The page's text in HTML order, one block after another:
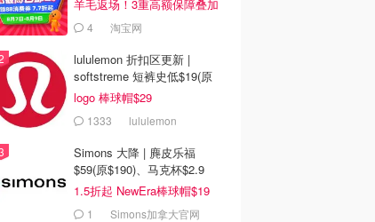
羊毛返场！3重高额保障叠加
4 淘宝网
lululemon 折扣区更新 |
softstreme 短裤史低$19(原
$88)
logo 棒球帽$29
1333 lululemon
Simons 大降 | 麂皮乐福
$59(原$190)、马克杯$2.9
1.5折起 NewEra棒球帽$19
1 Simons加拿大官网